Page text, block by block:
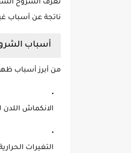
تُعرف الشروخ
ناتجة عن أسباب
أسباب
من أبرز أسباب
الانكماش اللدن
التغيرات